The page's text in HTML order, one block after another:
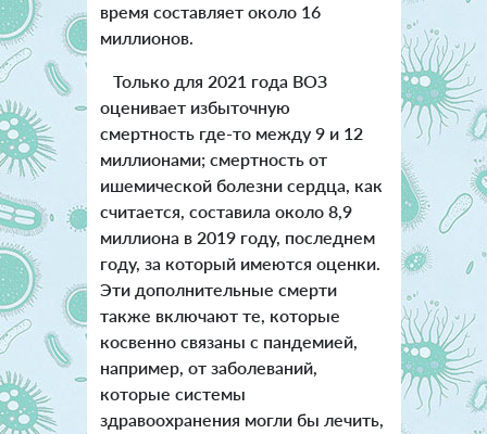
время составляет около 16
миллионов.
Только для 2021 года ВОЗ
оценивает избыточную
смертность где-то между 9 и 12
миллионами; смертность от
ишемической болезни сердца, как
считается, составила около 8,9
миллиона в 2019 году, последнем
году, за который имеются оценки.
Эти дополнительные смерти
также включают те, которые
косвенно связаны с пандемией,
например, от заболеваний,
которые системы
здравоохранения могли бы лечить,